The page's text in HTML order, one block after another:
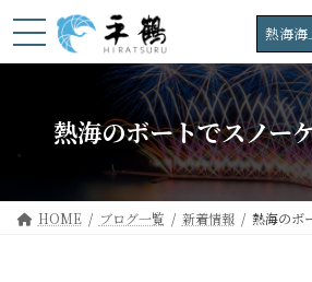
ン
プ
ビ
動
熱海海
熱海のボートでスノー
HOME ブログ一覧 新着情報 熱海のボ